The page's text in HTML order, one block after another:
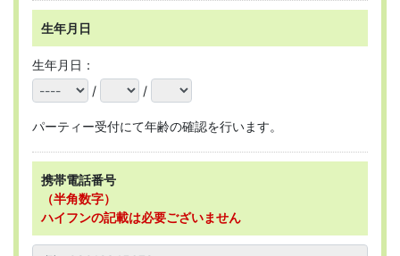
生年月日
生年月日：
/
/
パーティー受付にて年齢の確認を行います。
携帯電話番号
（半角数字）
ハイフンの記載は必要ございません